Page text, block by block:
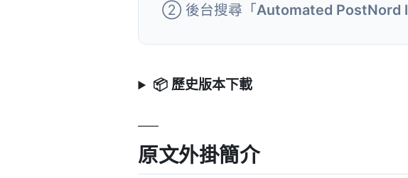
② 後台搜尋「Automated PostNord
📦 歷史版本下載
原文外掛簡介